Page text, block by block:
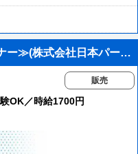
≪携帯販売/家電量販店のauコーナー≫(株式会社日本パーソナルビジネス関東エリア)/KT02_01314
販売
OK／時給1700円